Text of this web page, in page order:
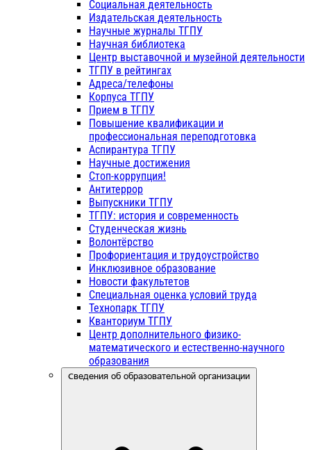
Социальная деятельность
Издательская деятельность
Научные журналы ТГПУ
Научная библиотека
Центр выставочной и музейной деятельности
ТГПУ в рейтингах
Адреса/телефоны
Корпуса ТГПУ
Прием в ТГПУ
Повышение квалификации и
профессиональная переподготовка
Аспирантура ТГПУ
Научные достижения
Стоп-коррупция!
Антитеррор
Выпускники ТГПУ
ТГПУ: история и современность
Студенческая жизнь
Волонтёрство
Профориентация и трудоустройство
Инклюзивное образование
Новости факультетов
Специальная оценка условий труда
Технопарк ТГПУ
Кванториум ТГПУ
Центр дополнительного физико-
математического и естественно-научного
образования
Сведения об образовательной организации